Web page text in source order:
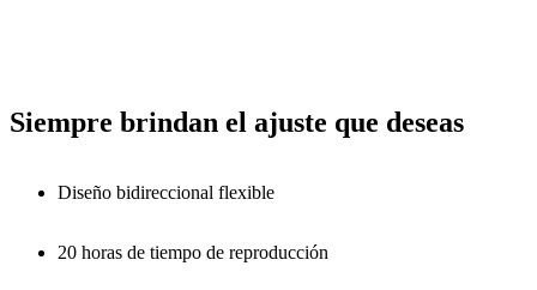
Siempre brindan el ajuste que deseas
Diseño bidireccional flexible
20 horas de tiempo de reproducción